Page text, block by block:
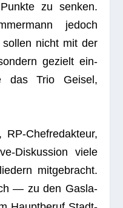
zu sen­ken.
jedoch
nicht mit der
gezielt ein­
das Trio Gei­sel,
Chef­re­dak­teur,
Dis­kus­sion viele
mit­ge­bracht.
— zu den Gas­la­